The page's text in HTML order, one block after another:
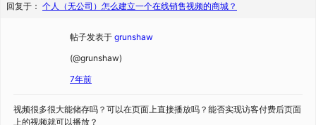
回复于： 个人（无公司）怎么建立一个在线销售视频的商城？
帖子发表于 grunshaw
(@grunshaw)
7年前
视频很多很大能储存吗？可以在页面上直接播放吗？能否实现访客付费后页面
上的视频就可以播放？